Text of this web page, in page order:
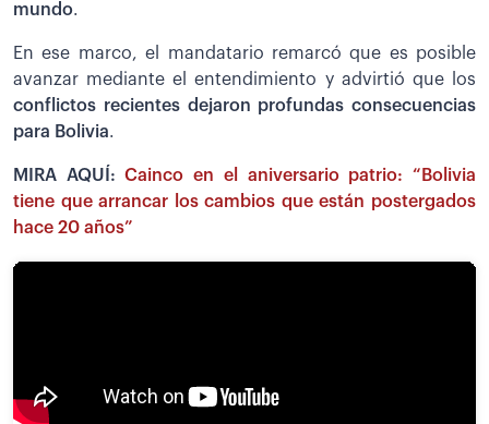
mundo.
En ese marco, el mandatario remarcó que es posible
avanzar mediante el entendimiento y advirtió que los
conflictos recientes dejaron profundas consecuencias
para Bolivia.
MIRA AQUÍ:Cainco en el aniversario patrio: “Bolivia
tiene que arrancar los cambios que están postergados
hace 20 años”